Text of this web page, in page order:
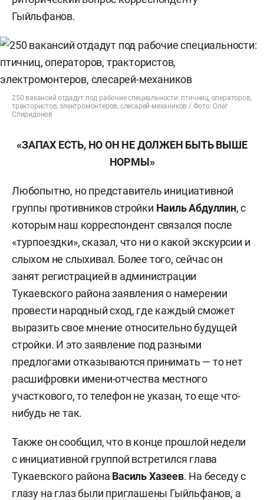
Гыйльфанов.
250 вакансий отдадут под рабочие специальности: птичниц, операторов,
трактористов, электромонтеров, слесарей-механиков / Фото: Олег
Спиридонов
«ЗАПАХ ЕСТЬ, НО ОН НЕ ДОЛЖЕН БЫТЬ ВЫШЕ
НОРМЫ»
Любопытно, но представитель инициативной
группы противников стройки Наиль Абдуллин, с
которым наш корреспондент связался после
«турпоездки», сказал, что ни о какой экскурсии и
слыхом не слыхивал. Более того, сейчас он
занят регистрацией в администрации
Тукаевского района заявления о намерении
провести народный сход, где каждый сможет
выразить свое мнение относительно будущей
стройки. И это заявление под разными
предлогами отказываются принимать — то нет
расшифровки имени-отчества местного
участкового, то телефон не указан, то еще что-
нибудь не так.
Также он сообщил, что в конце прошлой недели
с инициативной группой встретился глава
Тукаевского района Василь Хазеев. На беседу с
глазу на глаз были приглашены Гыйльфанов, а